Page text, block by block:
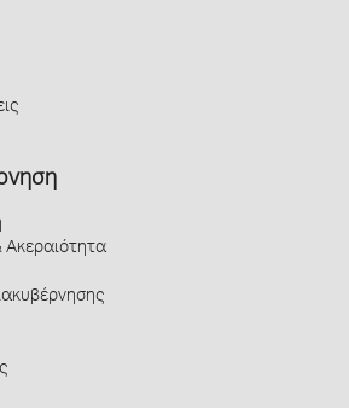
Ακεραιότητα